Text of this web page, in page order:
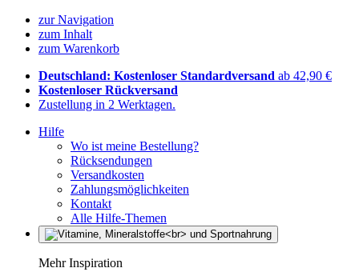
zur Navigation
zum Inhalt
zum Warenkorb
Deutschland: Kostenloser Standardversand ab 42,90 €
Kostenloser Rückversand
Zustellung in 2 Werktagen.
Hilfe
Wo ist meine Bestellung?
Rücksendungen
Versandkosten
Zahlungsmöglichkeiten
Kontakt
Alle Hilfe-Themen
Mehr Inspiration